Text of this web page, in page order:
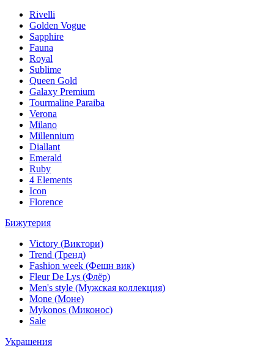
Rivelli
Golden Vogue
Sapphire
Fauna
Royal
Sublime
Queen Gold
Galaxy Premium
Tourmaline Paraiba
Verona
Milano
Millennium
Diallant
Emerald
Ruby
4 Elements
Icon
Florence
Бижутерия
Victory (Виктори)
Trend (Тренд)
Fashion week (Фешн вик)
Fleur De Lys (Флёр)
Men's style (Мужская коллекция)
Mone (Моне)
Mykonos (Миконос)
Sale
Украшения